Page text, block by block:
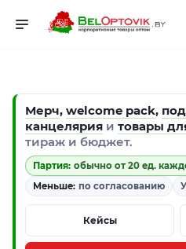
Мерч, welcome pack,
канцелярия и товары
тираж и бюджет.
Партия: обычно от 20 ед.
Меньше: по согласованию
Кейсы